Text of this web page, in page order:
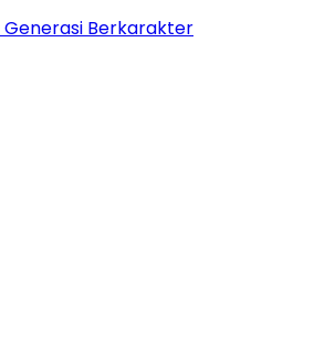
Generasi Berkarakter